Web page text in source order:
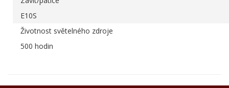
E10S
Životnost světelného zdroje
500 hodin